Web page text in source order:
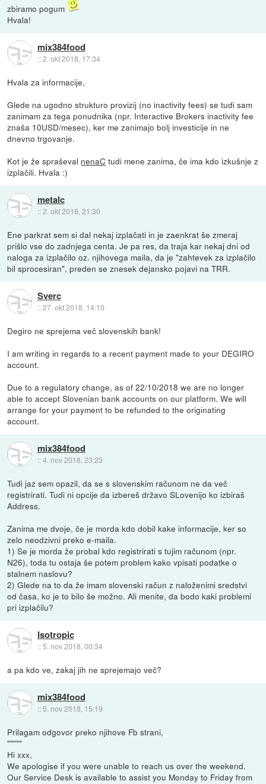
zbiramo pogum
Hvala!
mix384food
::2. okt 2018, 17:34
Hvala za informacije,
Glede na ugodno strukturo provizij (no inactivity fees) se tudi sam
zanimam za tega ponudnika (npr. Interactive Brokers inactivity fee
znaša 10USD/mesec), ker me zanimajo bolj investicije in ne
dnevno trgovanje.
Kot je že spraševal nenaC tudi mene zanima, če ima kdo izkušnje z
izplačili. Hvala :)
metalc
::2. okt 2018, 21:30
Ene parkrat sem si dal nekaj izplačati in je zaenkrat še zmeraj
prišlo vse do zadnjega centa. Je pa res, da traja kar nekaj dni od
naloga za izplačilo oz. njihovega maila, da je "zahtevek za izplačilo
bil sprocesiran", preden se znesek dejansko pojavi na TRR.
Sverc
::27. okt 2018, 14:10
Degiro ne sprejema več slovenskih bank!
I am writing in regards to a recent payment made to your DEGIRO
account.
Due to a regulatory change, as of 22/10/2018 we are no longer
able to accept Slovenian bank accounts on our platform. We will
arrange for your payment to be refunded to the originating
account.
mix384food
::4. nov 2018, 23:23
Tudi jaz sem opazil, da se s slovenskim računom ne da več
registrirati. Tudi ni opcije da izbereš državo SLovenijo ko izbiraš
Address.
Zanima me dvoje, če je morda kdo dobil kake informacije, ker so
zelo neodzivni preko e-maila.
1) Se je morda že probal kdo registrirati s tujim računom (npr.
N26), toda tu ostaja še potem problem kako vpisati podatke o
stalnem naslovu?
2) Glede na to da že imam slovenski račun z naloženimi sredstvi
od časa, ko je to bilo še možno. Ali menite, da bodo kaki problemi
pri izplačilu?
Isotropic
::5. nov 2018, 00:34
a pa kdo ve, zakaj jih ne sprejemajo več?
mix384food
:: 5. nov 2018, 15:19
Prilagam odgovor preko njihove Fb strani,
"""""
Hi xxx,
We apologise if you were unable to reach us over the weekend.
Our Service Desk is available to assist you Monday to Friday from